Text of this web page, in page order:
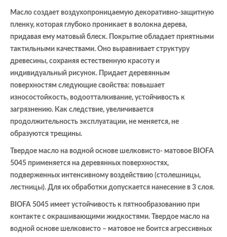
Масло создает воздухопроницаемую декоративно-защитную
пленку, которая глубоко проникает в волокна дерева,
придавая ему матовый блеск. Покрытие обладает приятными
тактильными качествами. Оно выравнивает структуру
древесины, сохраняя естественную красоту и
индивидуальный рисунок. Придает деревянным
поверхностям следующие свойства: повышает
износостойкость, водоотталкивание, устойчивость к
загрязнению. Как следствие, увеличивается
продолжительность эксплуатации, не меняется, не
образуются трещины.
Твердое масло на водной основе шелковисто- матовое BIOFA
5045 применяется на деревянных поверхностях,
подверженных интенсивному воздействию (столешницы,
лестницы). Для их обработки допускается нанесение в 3 слоя.
BIOFA 5045 имеет устойчивость к пятнообразованию при
контакте с окрашивающими жидкостями. Твердое масло на
водной основе шелковисто – матовое не боится агрессивных